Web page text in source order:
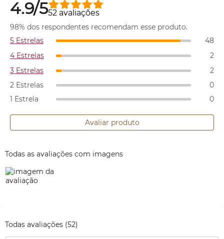
4.9/552 avaliações
98% dos respondentes recomendam esse produto.
5 Estrelas
48
4 Estrelas
2
3 Estrelas
2
2 Estrelas
0
1 Estrela
0
Avaliar produto
Todas as avaliações com imagens
Todas avaliações (52)